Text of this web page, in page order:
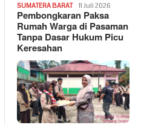
SUMATERA BARAT 11 Juli 2026
Pembongkaran Paksa
Rumah Warga di Pasaman
Tanpa Dasar Hukum Picu
Keresahan